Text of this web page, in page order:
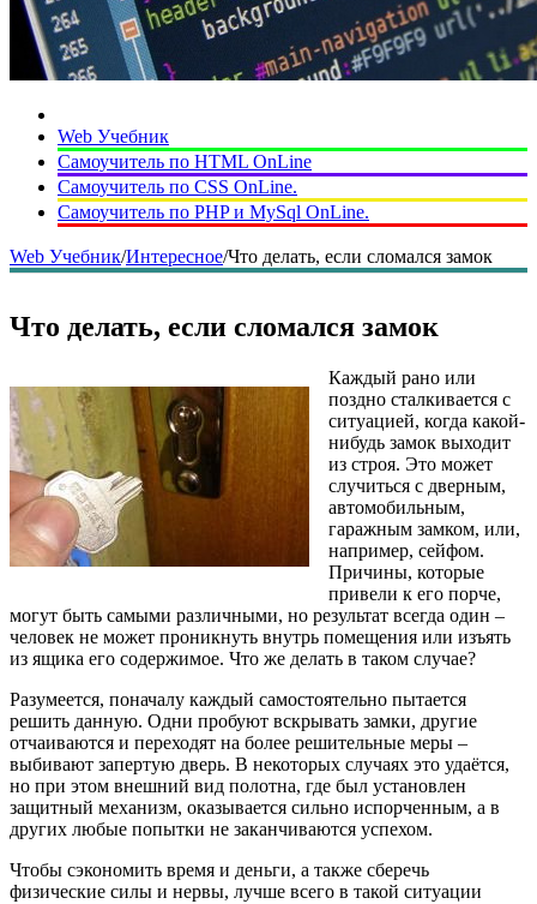
Web Учебник
Самоучитель по HTML OnLine
Самоучитель по CSS OnLine.
Самоучитель по PHP и MySql OnLine.
Web Учебник/Интересное/Что делать, если сломался замок
Что делать, если сломался замок
Каждый рано или
поздно сталкивается с
ситуацией, когда какой-
нибудь замок выходит
из строя. Это может
случиться с дверным,
автомобильным,
гаражным замком, или,
например, сейфом.
Причины, которые
привели к его порче,
могут быть самыми различными, но результат всегда один –
человек не может проникнуть внутрь помещения или изъять
из ящика его содержимое. Что же делать в таком случае?
Разумеется, поначалу каждый самостоятельно пытается
решить данную. Одни пробуют вскрывать замки, другие
отчаиваются и переходят на более решительные меры –
выбивают запертую дверь. В некоторых случаях это удаётся,
но при этом внешний вид полотна, где был установлен
защитный механизм, оказывается сильно испорченным, а в
других любые попытки не заканчиваются успехом.
Чтобы сэкономить время и деньги, а также сберечь
физические силы и нервы, лучше всего в такой ситуации